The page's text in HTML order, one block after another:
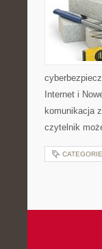
Internet i
komunikacja
czytelnik